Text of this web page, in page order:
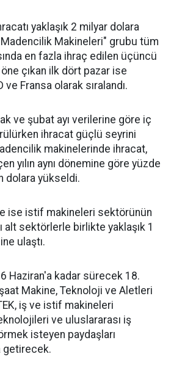
yaklaşık 2 milyar dolara
Madencilik Makineleri" grubu tüm
en fazla ihraç edilen üçüncü
çıkan ilk dört pazar ise
ve Fransa olarak sıralandı.
ve şubat ayı verilerine göre iç
ihracat güçlü seyrini
makinelerinde ihracat,
yılın aynı dönemine göre yüzde
dolara yükseldi.
ise istif makineleri sektörünün
alt sektörlerle birlikte yaklaşık 1
ulaştı.
Haziran'a kadar sürecek 18.
Makine, Teknoloji ve Aletleri
iş ve istif makineleri
ve uluslararası iş
isteyen paydaşları
getirecek.